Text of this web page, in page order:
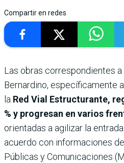
Compartir en redes
Las obras correspondientes
Bernardino, específicamente
la Red Vial Estructurante,
% y progresan en varios
orientadas a agilizar la
acuerdo con informaciones
Públicas y Comunicaciones